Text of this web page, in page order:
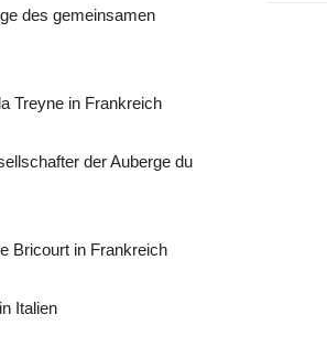
des gemeinsamen
Treyne in Frankreich
der Auberge du
Bricourt in Frankreich
Italien